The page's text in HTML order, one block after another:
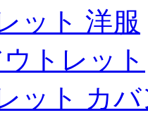
ット 洋服
ウトレット
ット カ